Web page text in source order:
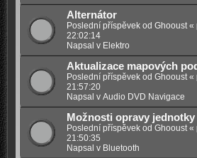
Alternátor
Poslední příspěvek od Ghooust«
22:02:14
Napsal v Elektro
Aktualizace mapových
Poslední příspěvek od Ghooust«
21:57:20
Napsal v Audio DVD Navigace
Možnosti opravy jednotky
Poslední příspěvek od Ghooust«
21:50:35
Napsal v Bluetooth